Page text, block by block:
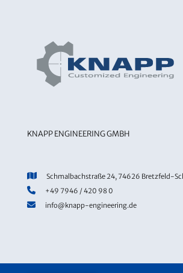
KNAPP ENGINEERING GMBH
Schmalbachstraße 24, 74626 Bretzfeld-
+49 7946 / 420 98 0
info@knapp-engineering.de